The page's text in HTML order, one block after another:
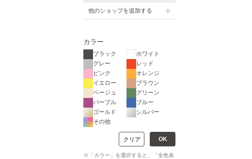
他のショップを追加する
カラー
ブラック
ホワイト
グレー
レッド
ピンク
オレンジ
イエロー
ブラウン
ベージュ
グリーン
パープル
ブルー
ゴールド
シルバー
その他
クリア OK
※「カラー」を選択すると、「全色表